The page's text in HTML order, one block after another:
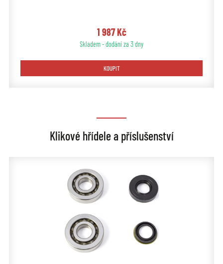
1 987 Kč
Skladem - dodání za 3 dny
KOUPIT
Klikové hřídele a příslušenství